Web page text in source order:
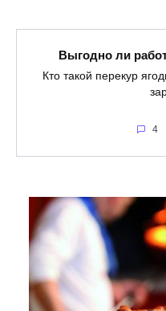
Выгодно ли
Кто такой перекур
4